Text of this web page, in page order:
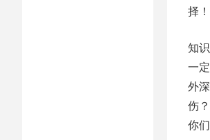
择！
知
一
外
伤
你